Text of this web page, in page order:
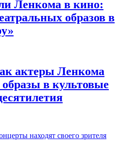
Ленкома в кино:
образов в
актеры Ленкома
в культовые